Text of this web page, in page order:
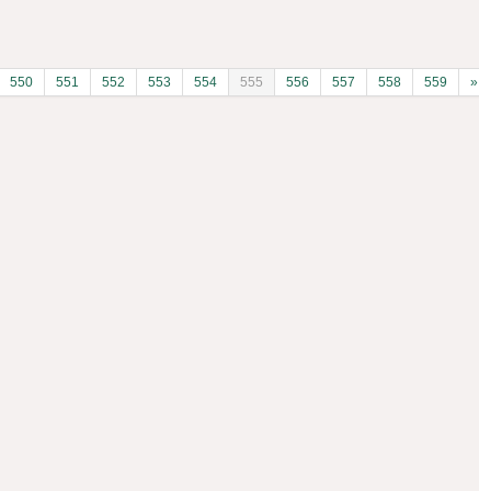
550 551 552 553 554 555 556 557 558 559 »